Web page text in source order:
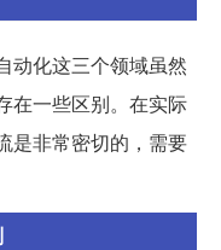
动化这三个领域虽然
在一些区别。在实际
是非常密切的，需要